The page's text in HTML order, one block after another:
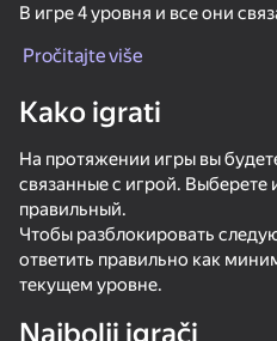
В игре 4 уровня и все они
Pročitajte više
Kako igrati
На протяжении игры вы
связанные с игрой. Выберете
правильный.
Чтобы разблокировать
ответить правильно как
текущем уровне.
Najbolji igrači